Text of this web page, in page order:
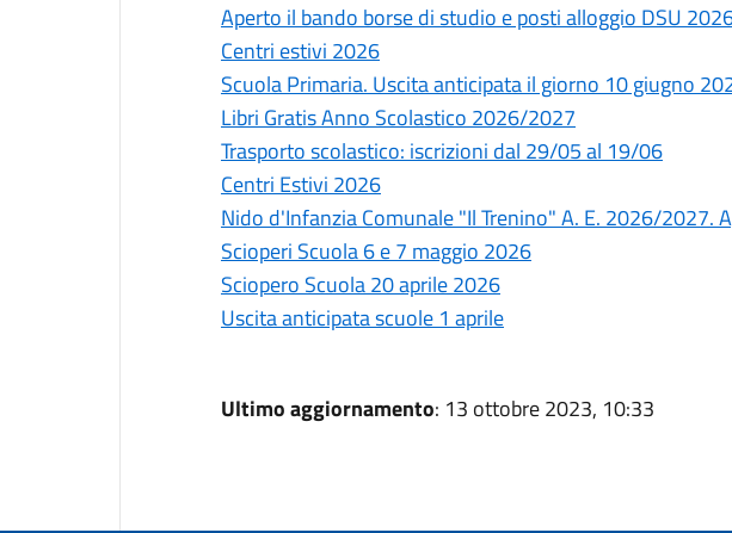
Aperto il bando borse di studio e posti alloggio DSU
Centri estivi 2026
Scuola Primaria. Uscita anticipata il giorno 10 giugno
Libri Gratis Anno Scolastico 2026/2027
Trasporto scolastico: iscrizioni dal 29/05 al 19/06
Centri Estivi 2026
Nido d'Infanzia Comunale "Il Trenino" A. E. 2026/2027.
Scioperi Scuola 6 e 7 maggio 2026
Sciopero Scuola 20 aprile 2026
Uscita anticipata scuole 1 aprile
Ultimo aggiornamento: 13 ottobre 2023, 10:33